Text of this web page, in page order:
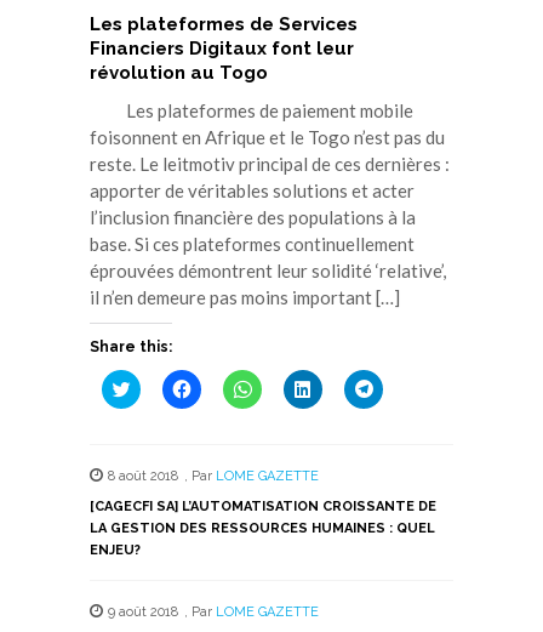
Les plateformes de Services
Financiers Digitaux font leur
révolution au Togo
Les plateformes de paiement mobile
foisonnent en Afrique et le Togo n’est pas du
reste. Le leitmotiv principal de ces dernières :
apporter de véritables solutions et acter
l’inclusion financière des populations à la
base. Si ces plateformes continuellement
éprouvées démontrent leur solidité ‘relative’,
il n’en demeure pas moins important […]
Share this:
Cliquez
pour
une
nouvelle
fenêtre)
Cliquez
pour
une
nouvelle
fenêtre)
Cliquez
pour
une
nouvelle
fenêtre)
Cliquez
pour
une
nouvelle
fenêtre)
Cliquez
pour
nouvelle
fenêtre)
8 août 2018 , Par LOME GAZETTE
[CAGECFI SA] L’AUTOMATISATION CROISSANTE DE
LA GESTION DES RESSOURCES HUMAINES : QUEL
ENJEU?
9 août 2018 , Par LOME GAZETTE